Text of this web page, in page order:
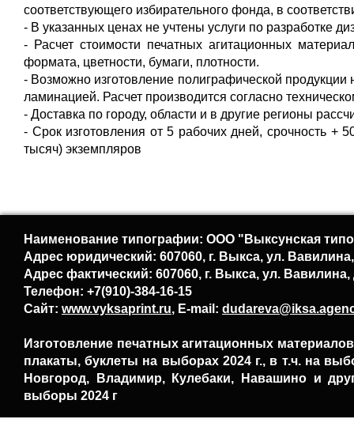
соответствующего избирательного фонда, в
- В указанных ценах не учтены услуги по разработке
- Расчет стоимости печатных агитационных
формата, цветности, бумаги, плотности.
- Возможно изготовление полиграфической
ламинацией. Расчет производится согласно
- Доставка по городу, области и в другие регионы
- Срок изготовления от 5 рабочих дней, срочность +
тысяч) экземпляров
Наименование типографии: ООО "Выксунская
Адрес юридический: 607060, г. Выкса, ул.
Адрес фактический: 607060, г. Выкса, ул. Вавилина,
Телефон: +7(910)-384-16-15
Сайт: www.vyksaprint.ru, E-mail:
Изготовление печатных агитационных
плакаты, буклеты на выборах 2024 г., в т.ч. на
Новгород, Владимир, Кулебаки, Навашино и
выборы 2024 г